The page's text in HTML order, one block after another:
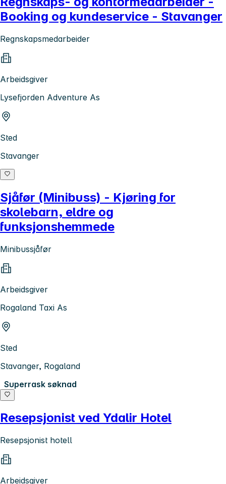
Booking og kundeservice - Stavanger
Regnskapsmedarbeider
Arbeidsgiver
Lysefjorden Adventure As
Sted
Stavanger
Sjåfør (Minibuss) - Kjøring for
skolebarn, eldre og
funksjonshemmede
Minibussjåfør
Arbeidsgiver
Rogaland Taxi As
Sted
Stavanger, Rogaland
Superrask søknad
Resepsjonist ved Ydalir Hotel
Resepsjonist hotell
Arbeidsgiver